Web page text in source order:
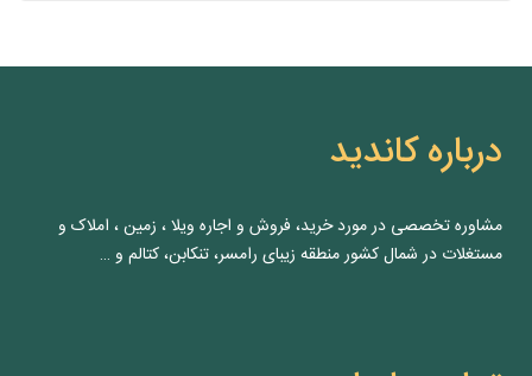
درباره کاندید
مشاوره‌ تخصصی در مورد خرید، فروش و اجاره ویلا ، زمین ، املاک و
مستغلات در شمال کشور منطقه زیبای رامسر، تنکابن، کتالم و …